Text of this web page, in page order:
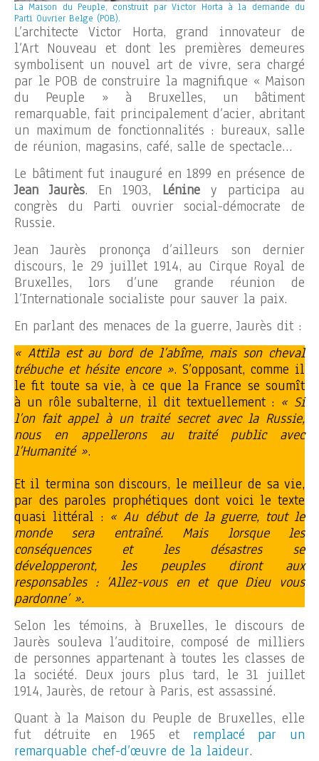
La Maison du Peuple, construit par Victor Horta à la demande du
Parti Ouvrier Belge (POB).
L’architecte Victor Horta, grand innovateur de
l’Art Nouveau et dont les premières demeures
symbolisent un nouvel art de vivre, sera chargé
par le POB de construire la magnifique « Maison
du Peuple » à Bruxelles, un bâtiment
remarquable, fait principalement d’acier, abritant
un maximum de fonctionnalités : bureaux, salle
de réunion, magasins, café, salle de spectacle…
Le bâtiment fut inauguré en 1899 en présence de
Jean Jaurès. En 1903, Lénine y participa au
congrès du Parti ouvrier social-démocrate de
Russie.
Jean Jaurès prononça d’ailleurs son dernier
discours, le 29 juillet 1914, au Cirque Royal de
Bruxelles, lors d’une grande réunion de
l’Internationale socialiste pour sauver la paix.
En parlant des menaces de la guerre, Jaurès dit :
« Attila est au bord de l’abîme, mais son cheval
trébuche et hésite encore ». S’opposant, comme il
le fit toute sa vie, à ce que la France se soumît
à un rôle subalterne, il dit textuellement : « Si
l’on fait appel à un traité secret avec la Russie,
nous en appellerons au traité public avec
l’Humanité ».
Et il termina son discours, le meilleur de sa vie,
par des paroles prophétiques dont voici le texte
quasi littéral : « Au début de la guerre, tout le
monde sera entraîné. Mais lorsque les
conséquences et les désastres se
développeront, les peuples diront aux
responsables : ’Allez-vous en et que Dieu vous
pardonne’ ».
Selon les témoins, à Bruxelles, le discours de
Jaurès souleva l’auditoire, composé de milliers
de personnes appartenant à toutes les classes de
la société. Deux jours plus tard, le 31 juillet
1914, Jaurès, de retour à Paris, est assassiné.
Quant à la Maison du Peuple de Bruxelles, elle
fut détruite en 1965 et remplacé par un
remarquable chef-d’œuvre de la laideur.